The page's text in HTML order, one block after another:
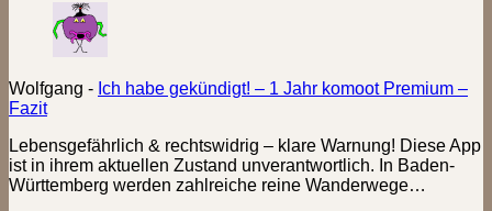
Wolfgang - Ich habe gekündigt! – 1 Jahr komoot Premium –
Fazit
Lebensgefährlich & rechtswidrig – klare Warnung! Diese App
ist in ihrem aktuellen Zustand unverantwortlich. In Baden-
Württemberg werden zahlreiche reine Wanderwege…